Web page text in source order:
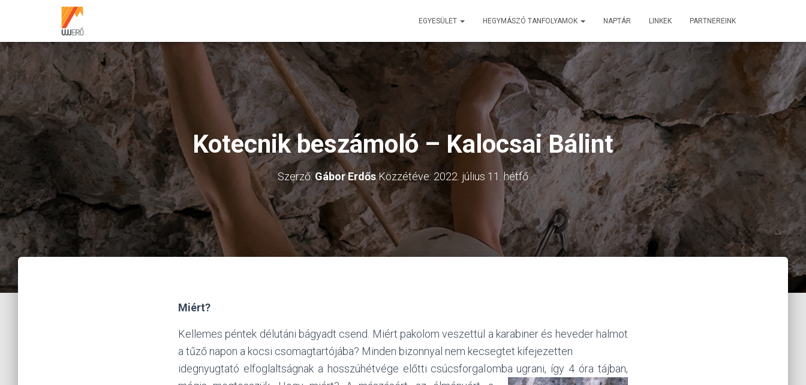
EGYESÜLET HEGYMÁSZÓ TANFOLYAMOK NAPTÁR LINKEK PARTNEREINK
Kotecnik beszámoló – Kalocsai Bálint
Szerző:Gábor ErdősKözzétéve: 2022. július 11. hétfő
Miért?
Kellemes péntek délutáni bágyadt csend. Miért pakolom veszettül a karabiner és heveder halmot
a tűző napon a kocsi csomagtartójába? Minden bizonnyal nem kecsegtet kifejezetten
idegnyugtató elfoglaltságnak a hosszúhétvége előtti csúcsforgalomba ugrani, így 4 óra tájban,